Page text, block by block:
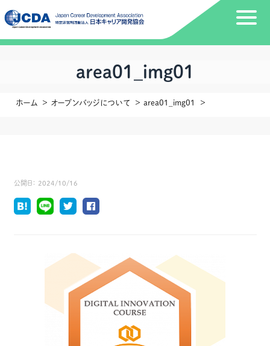
area01_img01
ホーム オープンバッジについて area01_img01
公開日： 2024/10/16